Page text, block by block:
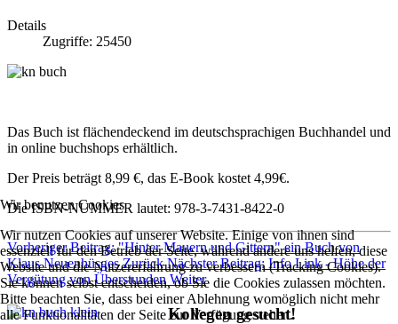
Details
Zugriffe: 25450
Das Buch ist flächendeckend im deutschsprachigen Buchhandel und
in online buchshops erhältlich.
Der Preis beträgt 8,99 €, das E-Book kostet 4,99€.
Die ISBN-NUMMER lautet: 978-3-7431-8422-0
Vorheriger Beitrag: "Hinter Mauern und Gittern" ein Buch von
Klaus NeuenhüsgesZurück Nächster Beitrag: Info Link - Höhe der
Vergütung von Überstunden Weiter
Kollegen gesucht!
Wir benutzen Cookies
Wir nutzen Cookies auf unserer Website. Einige von ihnen sind
essenziell für den Betrieb der Seite, während andere uns helfen, diese
Website und die Nutzererfahrung zu verbessern (Tracking Cookies).
Sie können selbst entscheiden, ob Sie die Cookies zulassen möchten.
Bitte beachten Sie, dass bei einer Ablehnung womöglich nicht mehr
alle Funktionalitäten der Seite zur Verfügung stehen.